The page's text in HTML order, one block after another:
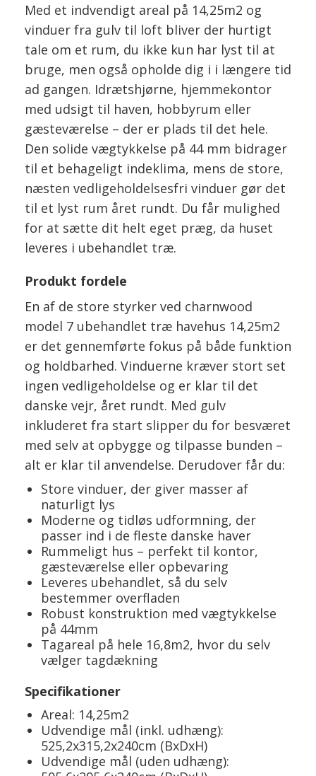
Med et indvendigt areal på 14,25m2 og
vinduer fra gulv til loft bliver der hurtigt
tale om et rum, du ikke kun har lyst til at
bruge, men også opholde dig i i længere tid
ad gangen. Idrætshjørne, hjemmekontor
med udsigt til haven, hobbyrum eller
gæsteværelse – der er plads til det hele.
Den solide vægtykkelse på 44 mm bidrager
til et behageligt indeklima, mens de store,
næsten vedligeholdelsesfri vinduer gør det
til et lyst rum året rundt. Du får mulighed
for at sætte dit helt eget præg, da huset
leveres i ubehandlet træ.
Produkt fordele
En af de store styrker ved charnwood
model 7 ubehandlet træ havehus 14,25m2
er det gennemførte fokus på både funktion
og holdbarhed. Vinduerne kræver stort set
ingen vedligeholdelse og er klar til det
danske vejr, året rundt. Med gulv
inkluderet fra start slipper du for besværet
med selv at opbygge og tilpasse bunden –
alt er klar til anvendelse. Derudover får du:
Store vinduer, der giver masser af
naturligt lys
Moderne og tidløs udformning, der
passer ind i de fleste danske haver
Rummeligt hus – perfekt til kontor,
gæsteværelse eller opbevaring
Leveres ubehandlet, så du selv
bestemmer overfladen
Robust konstruktion med vægtykkelse
på 44mm
Tagareal på hele 16,8m2, hvor du selv
vælger tagdækning
Specifikationer
Areal: 14,25m2
Udvendige mål (inkl. udhæng):
525,2x315,2x240cm (BxDxH)
Udvendige mål (uden udhæng):